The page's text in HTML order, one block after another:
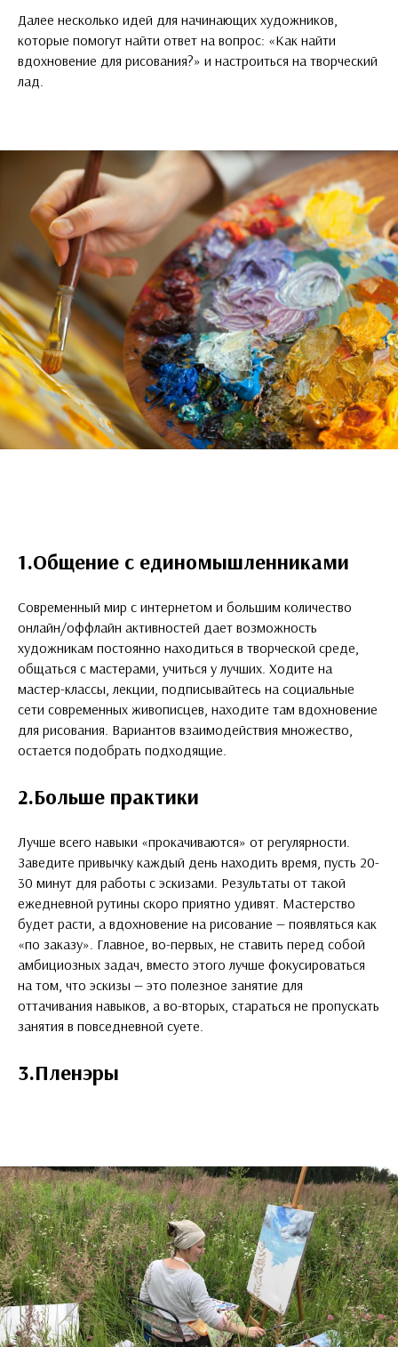
Далее несколько идей для начинающих художников,
которые помогут найти ответ на вопрос: «‎Как найти
вдохновение для рисования?» и настроиться на творческий
лад.
1.Общение с единомышленниками
Современный мир с интернетом и большим количество
онлайн/оффлайн активностей дает возможность
художникам постоянно находиться в творческой среде,
общаться с мастерами, учиться у лучших. Ходите на
мастер-классы, лекции, подписывайтесь на социальные
сети современных живописцев, находите там вдохновение
для рисования. Вариантов взаимодействия множество,
остается подобрать подходящие.
2.Больше практики
Лучше всего навыки «прокачиваются» от регулярности.
Заведите привычку каждый день находить время, пусть 20-
30 минут для работы с эскизами. Результаты от такой
ежедневной рутины скоро приятно удивят. Мастерство
будет расти, а вдохновение на рисование — появляться как
«‎по заказу». Главное, во-первых, не ставить перед собой
амбициозных задач, вместо этого лучше фокусироваться
на том, что эскизы — это полезное занятие для
оттачивания навыков, а во-вторых, стараться не пропускать
занятия в повседневной суете.
3.Пленэры